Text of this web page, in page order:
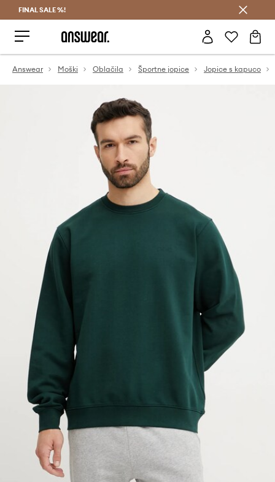
FINAL SALE %!
Answear Moški Oblačila Športne jopice Jopice s kapuco